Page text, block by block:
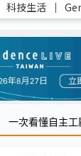
科技生活 ｜
一次看懂自主